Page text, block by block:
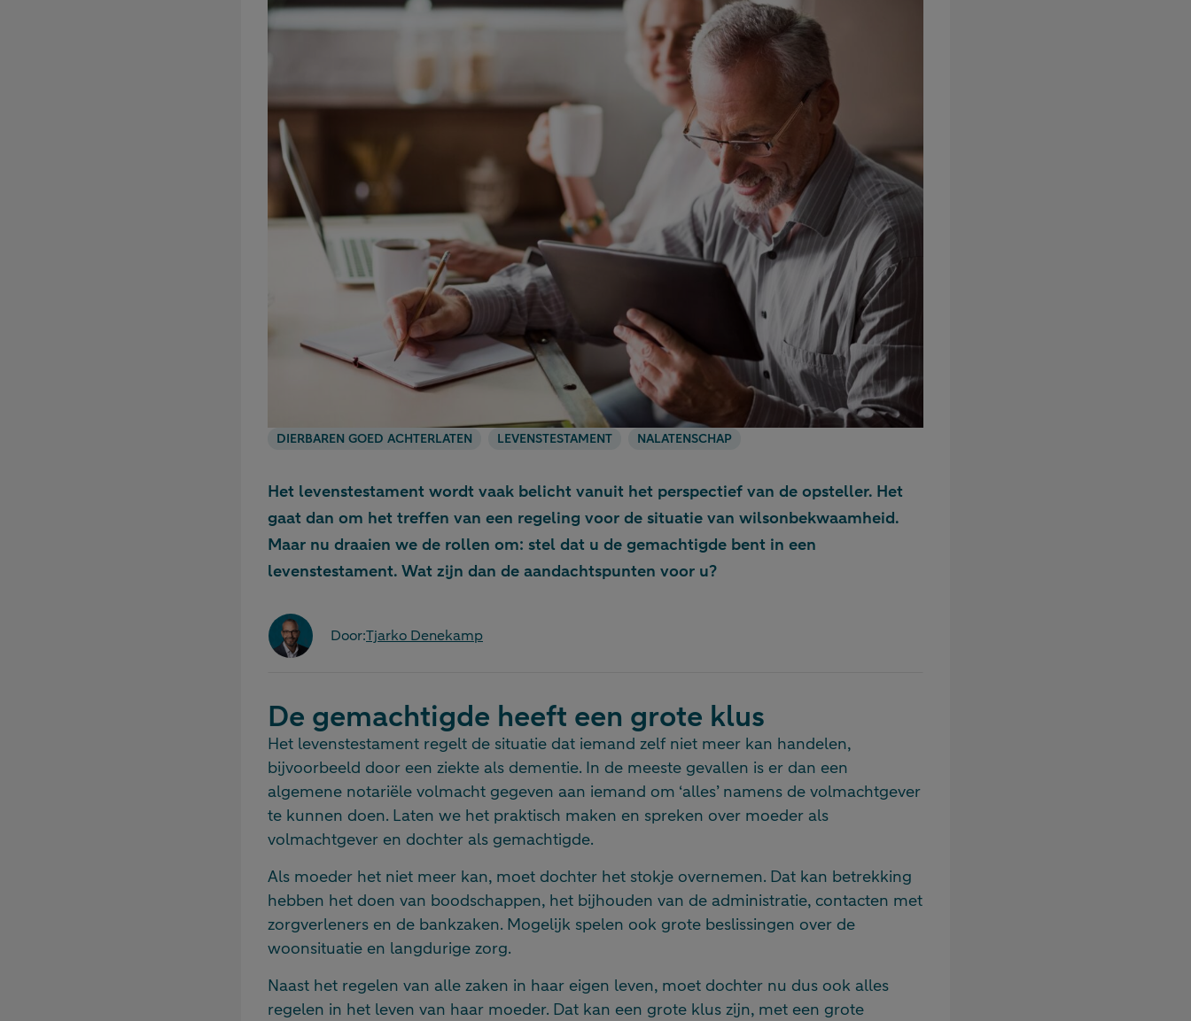
DIERBAREN GOED ACHTERLATEN LEVENSTESTAMENT NALATENSCHAP
Het levenstestament wordt vaak belicht vanuit het perspectief van de opsteller. Het
gaat dan om het treffen van een regeling voor de situatie van wilsonbekwaamheid.
Maar nu draaien we de rollen om: stel dat u de gemachtigde bent in een
levenstestament. Wat zijn dan de aandachtspunten voor u?
Door:Tjarko Denekamp
De gemachtigde heeft een grote klus
Het levenstestament regelt de situatie dat iemand zelf niet meer kan handelen,
bijvoorbeeld door een ziekte als dementie. In de meeste gevallen is er dan een
algemene notariële volmacht gegeven aan iemand om ‘alles’ namens de volmachtgever
te kunnen doen. Laten we het praktisch maken en spreken over moeder als
volmachtgever en dochter als gemachtigde.
Als moeder het niet meer kan, moet dochter het stokje overnemen. Dat kan betrekking
hebben het doen van boodschappen, het bijhouden van de administratie, contacten met
zorgverleners en de bankzaken. Mogelijk spelen ook grote beslissingen over de
woonsituatie en langdurige zorg.
Naast het regelen van alle zaken in haar eigen leven, moet dochter nu dus ook alles
regelen in het leven van haar moeder. Dat kan een grote klus zijn, met een grote